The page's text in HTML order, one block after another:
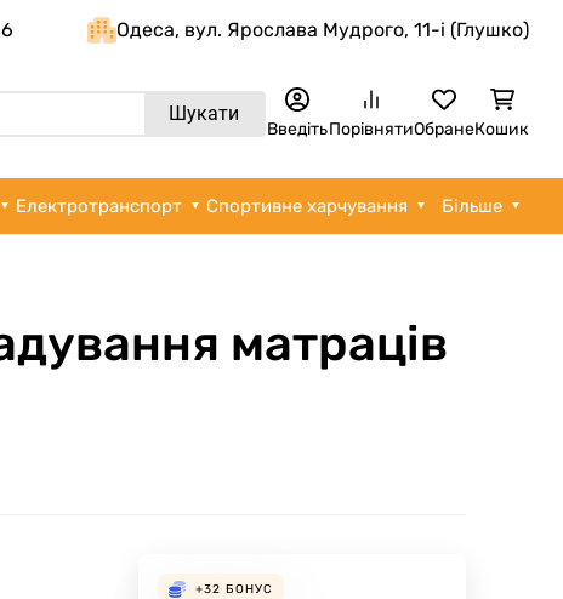
Одеса, вул. Ярослава Мудрого, 11-i (Глушко)
Шукати
ВведітьПорівнятиОбранеКошик
Електротранспорт Спортивне харчування Більше
матраців
+32 БОНУС